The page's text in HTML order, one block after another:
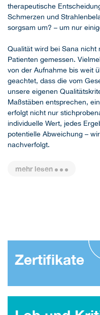
therapeutische
Schmerzen und
sorgsam um? – um nur
Qualität wird bei Sana nicht
Patienten gemessen.
von der Aufnahme bis weit
geachtet, dass die vom
unsere eigenen
Maßstäben entsprechen,
erfolgt nicht nur
individuelle Wert, jedes
potentielle Abweichung –
nachverfolgt.
mehr lesen
Zertifikate